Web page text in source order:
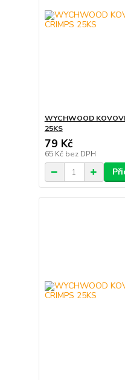
WYCHWOOD
25KS
79 Kč
65 Kč bez DPH